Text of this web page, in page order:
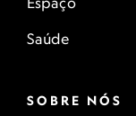
Saúde
SOBRE NÓS